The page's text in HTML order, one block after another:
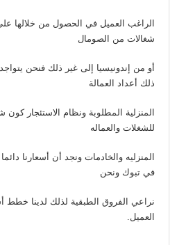
الراغب العميل في الحصول من خلالها
شغالات من الصومال
أو من إندونيسيا إلى غير ذلك فنحن
ذلك أعداد العمالة
المنزلية المطلوبة ونظام الاستئجار كون
للشغلات والعماله
المنزليه والخادمات ونجد أن أسعارنا
في تبوك ونحن
نراعي الفروق الطبقية لذلك لدينا
العميل.